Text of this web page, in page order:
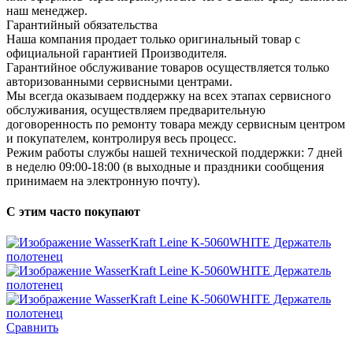
наш менеджер.
Гарантийный обязательства
Наша компания продает только оригинальный товар с
официальной гарантией Производителя.
Гарантийное обслуживание товаров осуществляется только
авторизованными сервисными центрами.
Мы всегда оказываем поддержку на всех этапах сервисного
обслуживания, осуществляем предварительную
договоренность по ремонту товара между сервисным центром
и покупателем, контролируя весь процесс.
Режим работы службы нашей технической поддержки: 7 дней
в неделю 09:00-18:00 (в выходные и праздники сообщения
принимаем на электронную почту).
С этим часто покупают
Сравнить